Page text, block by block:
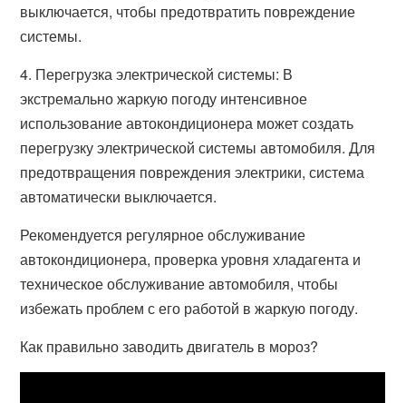
выключается, чтобы предотвратить повреждение
системы.
4. Перегрузка электрической системы: В
экстремально жаркую погоду интенсивное
использование автокондиционера может создать
перегрузку электрической системы автомобиля. Для
предотвращения повреждения электрики, система
автоматически выключается.
Рекомендуется регулярное обслуживание
автокондиционера, проверка уровня хладагента и
техническое обслуживание автомобиля, чтобы
избежать проблем с его работой в жаркую погоду.
Как правильно заводить двигатель в мороз?